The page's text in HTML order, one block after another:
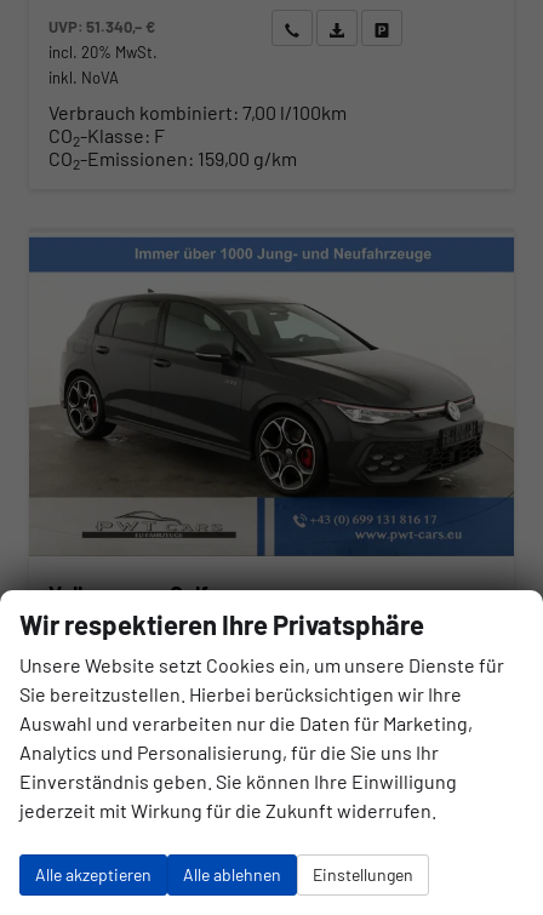
UVP: 51.340,– €
incl. 20% MwSt.
inkl. NoVA
Wir rufen Sie anAngebot drucken (PDF)
Verbrauch kombiniert: 7,00 l/100km
CO2-Klasse: F
CO2-Emissionen: 159,00 g/km
Volkswagen Golf
sofort lieferbar Neuwagen
Fahrzeugnr. Getriebe
Automatik
Kraftstoff Benzin Außenfarbe Uranograu
Leistung
195 kW (265 PS) Kilometerstand
45.300,– €
UVP:54.250,– €
Wir rufen Sie anAngebot drucken (PDF)
Fahrzeug parken
Wir respektieren Ihre Privatsphäre
Unsere Website setzt Cookies ein, um unsere Dienste für
Sie bereitzustellen. Hierbei berücksichtigen wir Ihre
Auswahl und verarbeiten nur die Daten für Marketing,
Analytics und Personalisierung, für die Sie uns Ihr
Einverständnis geben. Sie können Ihre Einwilligung
jederzeit mit Wirkung für die Zukunft widerrufen.
Alle akzeptieren Alle ablehnen Einstellungen